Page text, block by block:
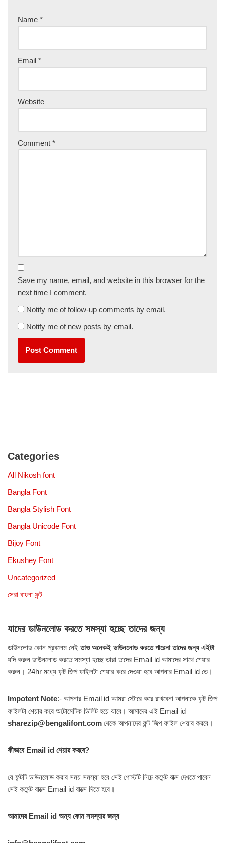
Name *
Email *
Website
Comment *
Save my name, email, and website in this browser for the
next time I comment.
Notify me of follow-up comments by email.
Notify me of new posts by email.
Categories
All Nikosh font
Bangla Font
Bangla Stylish Font
Bangla Unicode Font
Bijoy Font
Ekushey Font
Uncategorized
সেরা বাংলা ফন্ট
যাদের ডাউনলোড করতে সমস্যা হচ্ছে তাদের জন্য
ডাউনলোড কোন প্রবলেম নেইতাও অনেকই ডাউনলোড করতে পারেনা তাদের জন্য এইটা
যদি করুন ডাউনলোড করতে সমস্যা হচ্ছে তারা তাদের Email id আমাদের সাথে শেয়ার
করুন। 24hr মধ্যে ফন্ট জিপ ফাইলটা শেয়ার করে দেওয়া হবে আপনার Email id তে।
Impotent Note:- আপনার Email id আমরা স্টোরে করে রাখবেনা আপনাকে ফন্ট জিপ
ফাইলটা শেয়ার করে অটোমেটিক ডিলিট হয়ে যাবে। আমাদের এই Email id
sharezip@bengalifont.com থেকে আপনাদের ফন্ট জিপ ফাইল শেয়ার করবে।
কীভাবে Email id শেয়ার করবে?
যে ফন্টটি ডাউনলোড করার সময় সমস্যা হবে সেই পোস্টটি নিচে কমেন্ট বাক্স দেখতে পাবেন
সেই কমেন্ট বাক্সে Email id বাক্সে দিতে হবে।
আমাদের Email id অন্য কোন সমস্যার জন্য